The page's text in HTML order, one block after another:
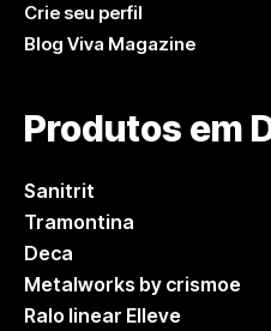
Crie seu perfil
Blog Viva Magazine
Produtos em
Sanitrit
Tramontina
Deca
Metalworks by crismoe
Ralo linear Elleve